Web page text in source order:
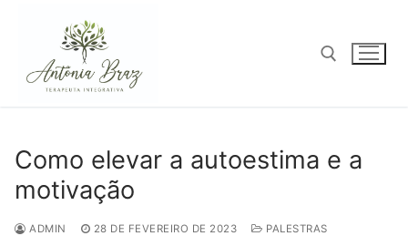
conteúdo
Como elevar a autoestima e a
motivação
ADMIN 28 DE FEVEREIRO DE 2023
PALESTRAS